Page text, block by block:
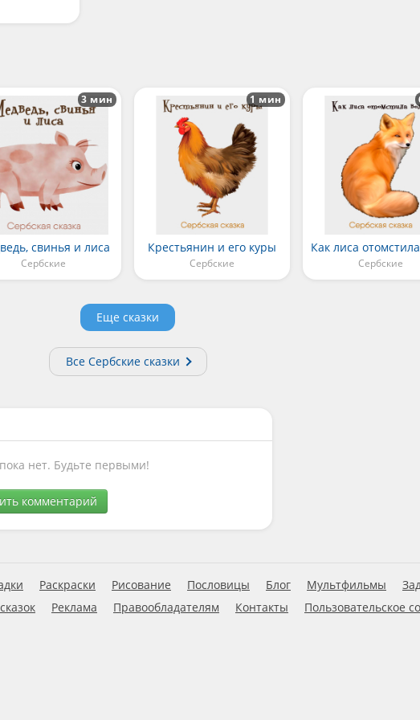
свинья и лиса
Сербские
3 мин
Крестьянин и его куры
Сербские
1 мин
Сербские
Еще сказки
Все Сербские сказки
нет. Будьте первыми!
комментарий
Раскраски Рисование Пословицы Блог Мультфильмы
Реклама Правообладателям Контакты
Пользовательское